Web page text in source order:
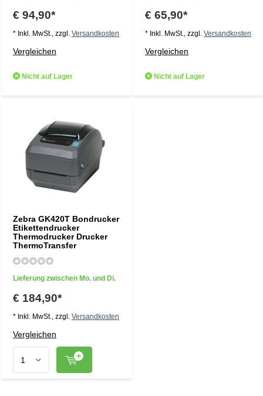
€ 94,90*
* Inkl. MwSt., zzgl. Versandkosten
Vergleichen
Nicht auf Lager
€ 65,90*
* Inkl. MwSt., zzgl. Versandkosten
Vergleichen
Nicht auf Lager
Zebra GK420T Bondrucker
Etikettendrucker
Thermodrucker Drucker
ThermoTransfer
Lieferung zwischen Mo. und Di.
€ 184,90*
* Inkl. MwSt., zzgl. Versandkosten
Vergleichen